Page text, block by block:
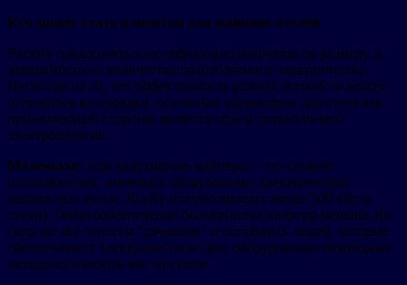
Кто может стать клиентом для майнинг-отелей
Рискну предложить классификацию майнеров по размеру, в
зависимости от количества потребляемого электричества.
Несмотря на то, что эффективность разных устройств может
отличаться на порядки, основным параметром для отеля как
принимающей стороны является объем потребляемой
электроэнергии.
Маленькие, или квартирные майнеры – это сегмент
пользователей, имеющих оборудование электрической
мощностью менее 20 кВт (потребляющих менее 500 кВт в
сутки). Энергообеспечение большинства квартир меньше, но
сюда же мы отнесем “дачников” и остальных людей, которые
обеспечивают электричеством свое оборудование некоторым
методологическим мастерством.